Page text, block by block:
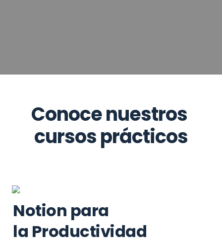
Conoce nuestros
cursos prácticos
Notion para
la Productividad